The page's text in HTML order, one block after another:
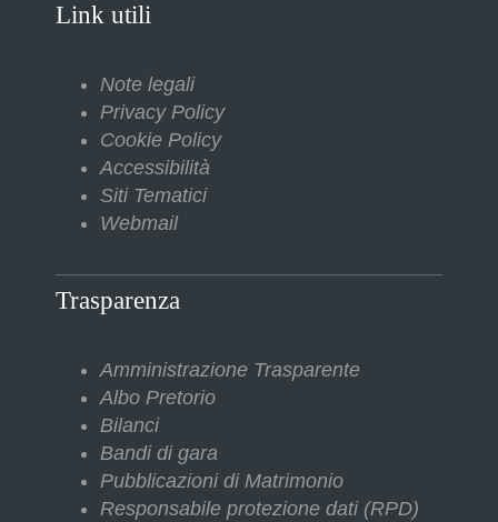
Link utili
Note legali
Privacy Policy
Cookie Policy
Accessibilità
Siti Tematici
Webmail
Trasparenza
Amministrazione Trasparente
Albo Pretorio
Bilanci
Bandi di gara
Pubblicazioni di Matrimonio
Responsabile protezione dati (RPD)